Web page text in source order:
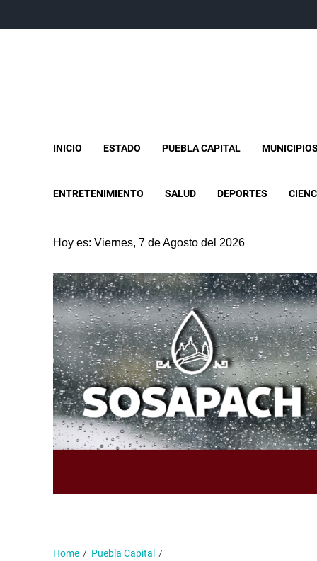
INICIO ESTADO PUEBLA CAPITAL MUNICIPIOS
ENTRETENIMIENTO SALUD DEPORTES
Hoy es: Viernes, 7 de Agosto del 2026
Home
Puebla Capital